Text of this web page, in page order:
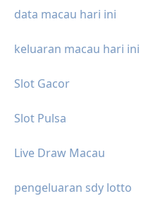
data macau hari ini
keluaran macau hari ini
Slot Gacor
Slot Pulsa
Live Draw Macau
pengeluaran sdy lotto